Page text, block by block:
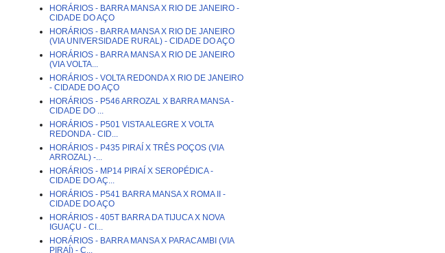
HORÁRIOS - BARRA MANSA X RIO DE JANEIRO -
CIDADE DO AÇO
HORÁRIOS - BARRA MANSA X RIO DE JANEIRO
(VIA UNIVERSIDADE RURAL) - CIDADE DO AÇO
HORÁRIOS - BARRA MANSA X RIO DE JANEIRO
(VIA VOLTA...
HORÁRIOS - VOLTA REDONDA X RIO DE JANEIRO
- CIDADE DO AÇO
HORÁRIOS - P546 ARROZAL X BARRA MANSA -
CIDADE DO ...
HORÁRIOS - P501 VISTA ALEGRE X VOLTA
REDONDA - CID...
HORÁRIOS - P435 PIRAÍ X TRÊS POÇOS (VIA
ARROZAL) -...
HORÁRIOS - MP14 PIRAÍ X SEROPÉDICA -
CIDADE DO AÇ...
HORÁRIOS - P541 BARRA MANSA X ROMA II -
CIDADE DO AÇO
HORÁRIOS - 405T BARRA DA TIJUCA X NOVA
IGUAÇU - CI...
HORÁRIOS - BARRA MANSA X PARACAMBI (VIA
PIRAÍ) - C...